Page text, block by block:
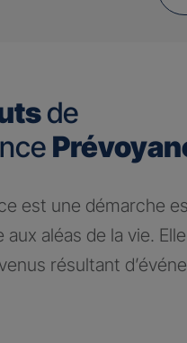
de
est une démarche
aux aléas de la vie.
résultant